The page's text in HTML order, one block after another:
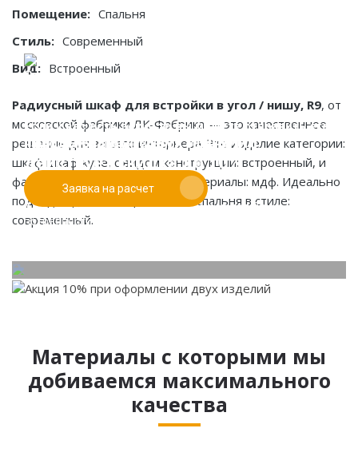
Помещение: Спальня
Стиль: Современный
Вид: Встроенный
Радиусный шкаф для встройки в угол / нишу, R9, от
московской фабрики ЛК-Фабрика — это качественное
решение для вашего интерьера. Это изделие категории:
шкаф шкаф-купе, с видом конструкции: встроенный, и
фасадами: глянец. Основные материалы: мдф. Идеально
подходит для помещения типа спальня в стиле:
современный.
Если у вас есть эскиз то вы можете отправить его
нам для предварительной оценки
Заявка на расчет
При заказе от двух изделий
действует скидка до 10%
Работаем только по индивидуальным проектам.
Адаптируем лучшие идеи дизайнеров под Ваши
потребности.
Материалы с которыми мы
добиваемся максимального
качества